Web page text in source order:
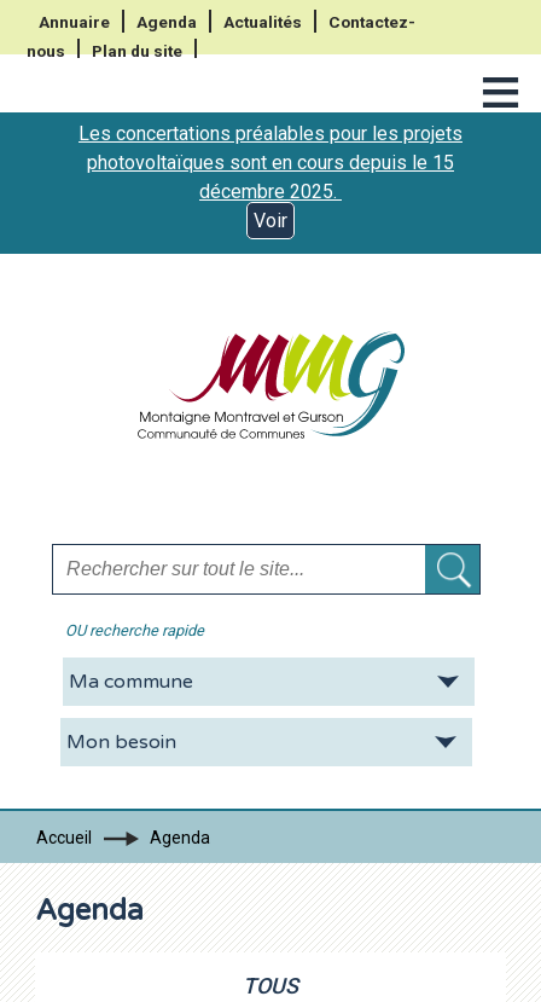
Annuaire Agenda Actualités
Contactez-
nous
Plan du site ≡
Les concertations préalables pour les projets
photovoltaïques sont en cours depuis le 15
décembre 2025.
Voir
OU recherche rapide
La CDC Vie pratique
Contacts
Accueil Agenda
Agenda
TOUS